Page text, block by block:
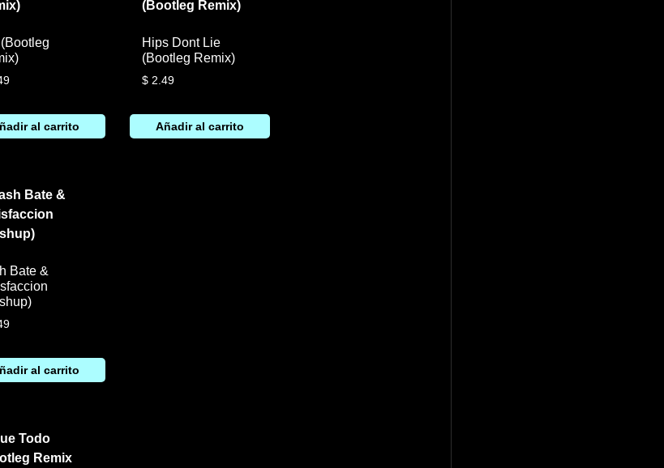
al carrito
Hips Dont Lie
(Bootleg Remix)
$ 2.49
Añadir al carrito
Bate &
al carrito